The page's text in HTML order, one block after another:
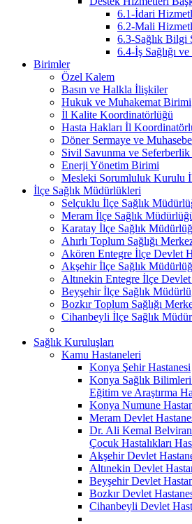
6.1-İdari
6.2-Mali
6.3-Sağlık Bilgi
6.4-İş Sağlığı
Birimler
Özel Kalem
Basın ve Halkla İlişkiler
Hukuk ve Muhakemat Birimi
İl Kalite Koordinatörlüğü
Hasta Hakları İl
Döner Sermaye ve
Sivil Savunma ve
Enerji Yönetim Birimi
Mesleki Sorumluluk Kurulu
İlçe Sağlık Müdürlükleri
Selçuklu İlçe Sağlık
Meram İlçe Sağlık
Karatay İlçe Sağlık
Ahırlı Toplum Sağlığı
Akören Entegre İlçe Devlet
Akşehir İlçe Sağlık
Altınekin Entegre İlçe Devlet
Beyşehir İlçe Sağlık
Bozkır Toplum Sağlığı
Cihanbeyli İlçe Sağlık
Sağlık Kuruluşları
Kamu Hastaneleri
Konya Şehir Hastanesi
Konya Sağlık
Eğitim ve Araştırma
Konya Numune
Meram Devlet
Dr. Ali Kemal
Çocuk Hastalıkları
Akşehir Devlet
Altınekin Devlet
Beyşehir Devlet
Bozkır Devlet
Cihanbeyli Devlet